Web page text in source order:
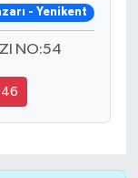
- Yenikent
NO:54
46